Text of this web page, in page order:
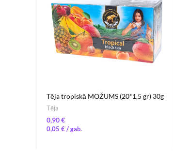
Tēja tropiskā MOŽUMS (20*1,5 gr) 30g
Tēja
€
0,05 €